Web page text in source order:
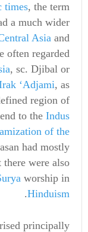
times, the term
a much wider
Asia and
often regarded
, sc. Djibal or
‘Adjami, as
region of
to the Indus
of the
had mostly
there were also
worship in
Hinduism
.
principally